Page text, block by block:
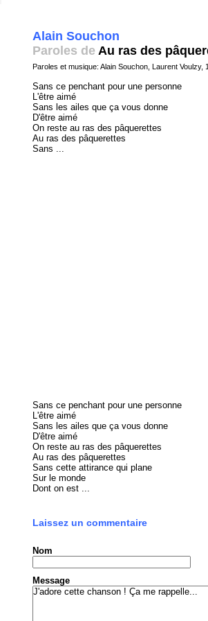
Alain Souchon
Paroles de Au ras des
Paroles et musique: Alain Souchon, Laurent Voulzy,
Sans ce penchant pour une personne
L'être aimé
Sans les ailes que ça vous donne
D'être aimé
On reste au ras des pâquerettes
Au ras des pâquerettes
Sans ...
Sans ce penchant pour une personne
L'être aimé
Sans les ailes que ça vous donne
D'être aimé
On reste au ras des pâquerettes
Au ras des pâquerettes
Sans cette attirance qui plane
Sur le monde
Dont on est ...
Laissez un commentaire
Nom
Message